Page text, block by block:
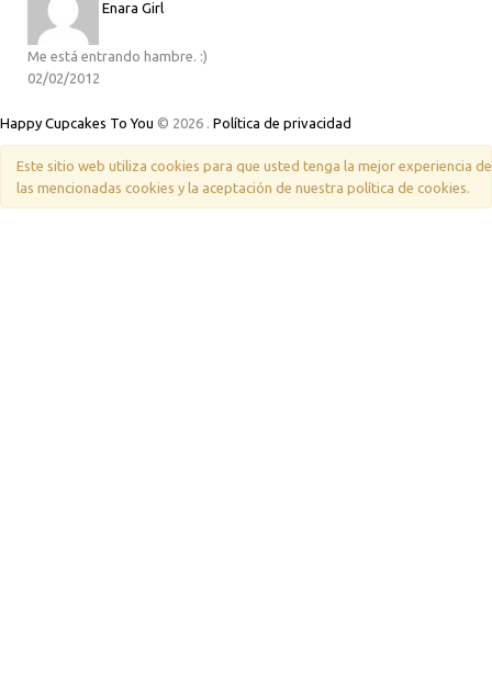
Enara Girl
Me está entrando hambre. :)
02/02/2012
Happy Cupcakes To You © 2026 Política de privacidad
Este sitio web utiliza cookies para que usted tenga la mejor experiencia
las mencionadas cookies y la aceptación de nuestra política de cookies.